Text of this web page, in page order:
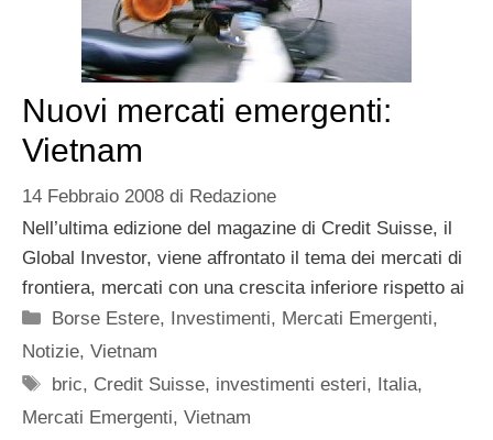
Nuovi mercati emergenti:
Vietnam
14 Febbraio 2008 di Redazione
Nell’ultima edizione del magazine di Credit Suisse, il
Global Investor, viene affrontato il tema dei mercati di
frontiera, mercati con una crescita inferiore rispetto ai
Categorie
Borse Estere, Investimenti, Mercati Emergenti,
Notizie, Vietnam
Tag
bric, Credit Suisse, investimenti esteri, Italia,
Mercati Emergenti, Vietnam